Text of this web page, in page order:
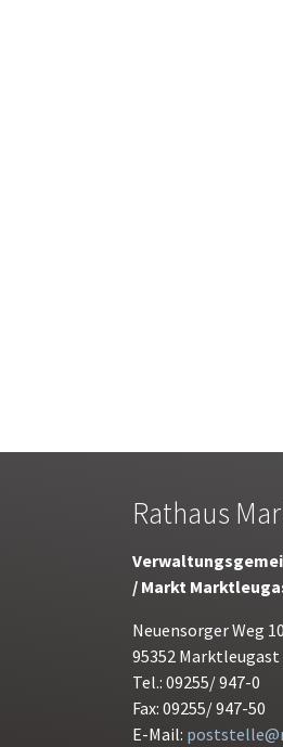
Rathaus
/ Markt
Neuensorger Weg 10
95352 Marktleugast
Tel.: 09255/ 947-0
Fax: 09255/ 947-50
E-Mail: